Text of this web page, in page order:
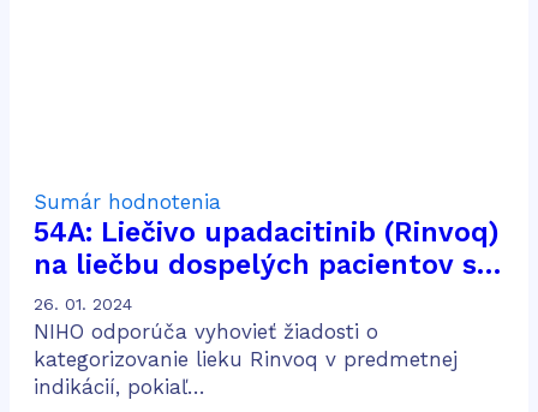
Sumár hodnotenia
54A: Liečivo upadacitinib (Rinvoq)
na liečbu dospelých pacientov so
stredne ťažkou až ťažkou
aktívnou ulceróznou kolitídou po
predošlej konvenčnej a biologickej
liečbe
26. 01. 2024
NIHO odporúča vyhovieť žiadosti o
kategorizovanie lieku Rinvoq v predmetnej
indikácií, pokiaľ…